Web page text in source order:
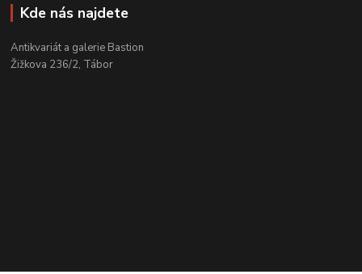
Kde nás najdete
Antikvariát a galerie Bastion
Žižkova 236/2, Tábor